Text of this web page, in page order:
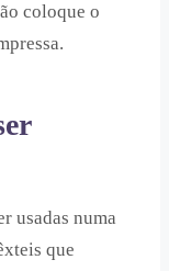
coloque o
usadas numa
que